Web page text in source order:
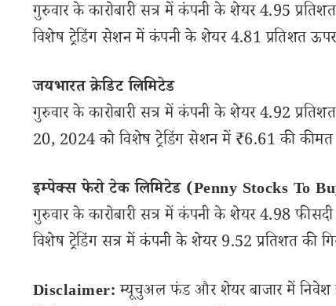
गुरुवार के कारोबारी सत्र में कंपनी के शेयर 4.95
विशेष ट्रेडिंग सेशन में कंपनी के शेयर 4.81 प्रतिशत
जयभारत क्रेडिट लिमिटेड
गुरुवार के कारोबारी सत्र में कंपनी के शेयर 4.92
20, 2024 को विशेष ट्रेडिंग सेशन में ₹6.61 की कीमत
इम्पेक्स फेरो टेक लिमिटेड (Penny Stocks To
गुरुवार के कारोबारी सत्र में कंपनी के शेयर 4.98
विशेष ट्रेडिंग सत्र में कंपनी के शेयर 9.52 प्रतिशत की
Disclaimer:म्यूचुअल फंड और शेयर बाजार में निवेश